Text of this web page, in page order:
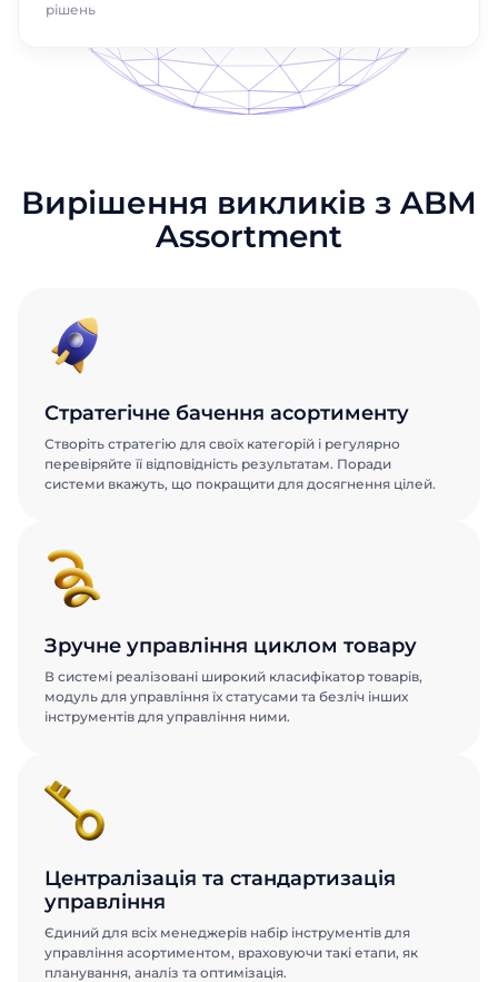
рішень
Вирішення викликів з ABM
Assortment
Стратегічне бачення асортименту
Створіть стратегію для своїх категорій і регулярно
перевіряйте її відповідність результатам. Поради
системи вкажуть, що покращити для досягнення цілей.
Зручне управління циклом товару
В системі реалізовані широкий класифікатор товарів,
модуль для управління їх статусами та безліч інших
інструментів для управління ними.
Централізація та стандартизація
управління
Єдиний для всіх менеджерів набір інструментів для
управління асортиментом, враховуючи такі етапи, як
планування, аналіз та оптимізація.